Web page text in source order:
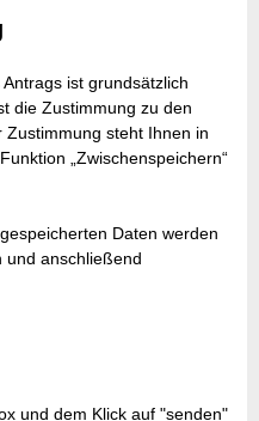
ist grundsätzlich
die Zustimmung zu den
Zustimmung steht Ihnen in
„Zwischenspeichern“
Daten werden
und anschließend
und dem Klick auf "senden"